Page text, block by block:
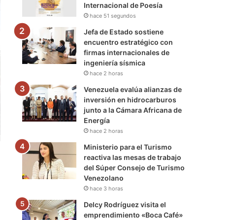
m
Internacional de Poesía
hace 51 segundos
Jefa de Estado sostiene
encuentro estratégico con
firmas internacionales de
ingeniería sísmica
hace 2 horas
Venezuela evalúa alianzas de
inversión en hidrocarburos
junto a la Cámara Africana de
Energía
hace 2 horas
Ministerio para el Turismo
reactiva las mesas de trabajo
del Súper Consejo de Turismo
Venezolano
hace 3 horas
Delcy Rodríguez visita el
emprendimiento «Boca Café»